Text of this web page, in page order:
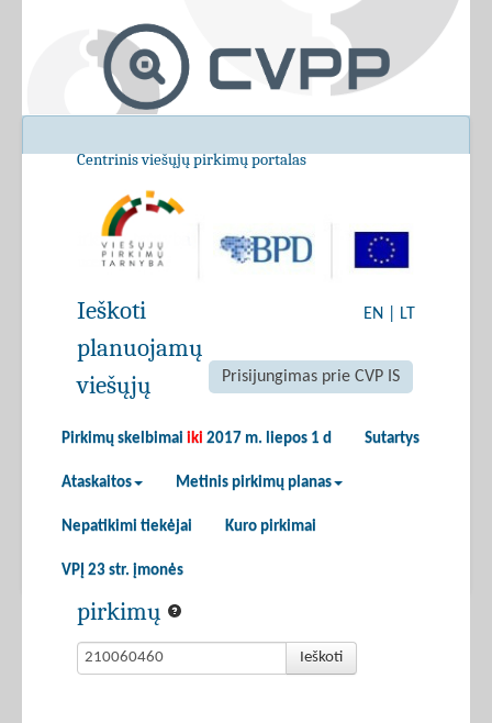
Centrinis viešųjų pirkimų portalas
EN LT
Prisijungimas prie CVP IS
Pirkimų skelbimai iki 2017 m. liepos 1 d Sutartys
Ataskaitos Metinis pirkimų planas
Nepatikimi tiekėjai Kuro pirkimai
VPĮ 23 str. įmonės
Ieškoti
planuojamų
viešųjų
pirkimų
Ieškoti